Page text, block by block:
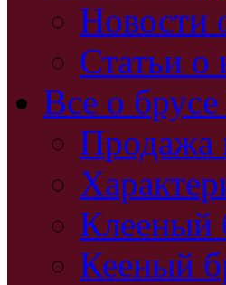
Новости
Статьи о
Все о
Продажа
Клееный
Кееный